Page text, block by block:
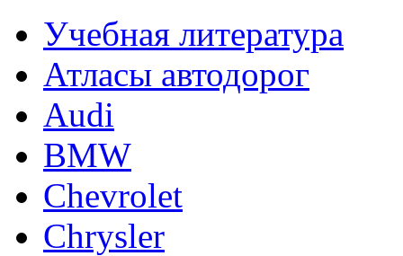
Учебная литература
Атласы автодорог
Audi
BMW
Chevrolet
Chrysler